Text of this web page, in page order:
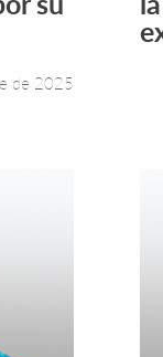
de 2025